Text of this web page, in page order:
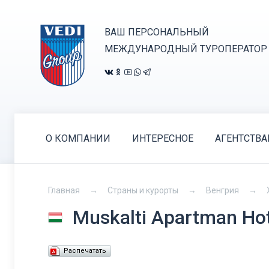
ВАШ ПЕРСОНАЛЬНЫЙ
МЕЖДУНАРОДНЫЙ ТУРОПЕРАТОР
О КОМПАНИИ ИНТЕРЕСНОЕ
Главная Страны и курорты Венгрия
Muskalti Apartman
Распечатать